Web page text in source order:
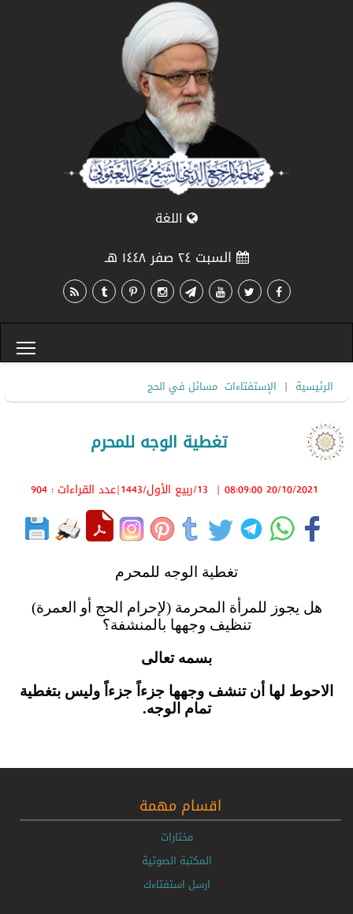
اللغة
السبت ٢٤ صفر ١٤٤٨ هـ
الرئيسية | الإستفتاءات مسائل في الحج
تغطية الوجه للمحرم
20/10/2021 08:09:00
| 13/ربيع الأول/1443 |عدد القراءات : 904
تغطية الوجه للمحرم
هل يجوز للمرأة المحرمة (لإحرام الحج أو العمرة)
تنظيف وجهها بالمنشفة؟
بسمه تعالى
الاحوط لها أن تنشف وجهها جزءاً جزءاً وليس بتغطية
تمام الوجه.
اقسام مهمة
مختارات
المكتبة الصوتية
ارسل استفتاءك